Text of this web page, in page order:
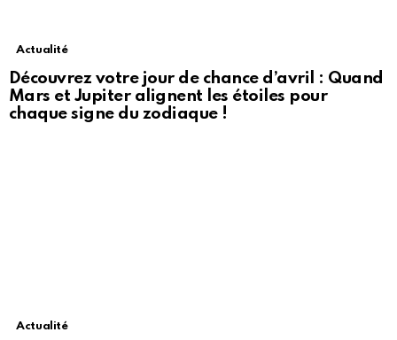
Actualité
Découvrez votre jour de chance d’avril : Quand
Mars et Jupiter alignent les étoiles pour
chaque signe du zodiaque !
Actualité